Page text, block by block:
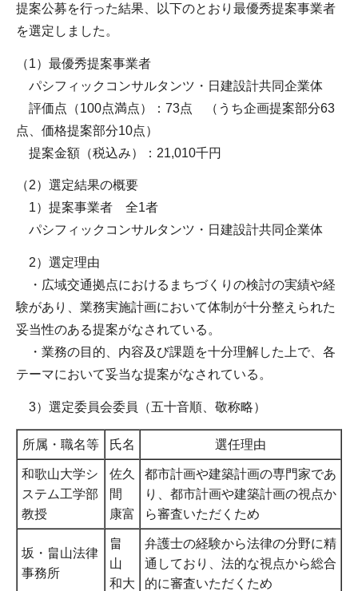
提案公募を行った結果、以下のとおり最優秀提案事業者
を選定しました。
（1）最優秀提案事業者
パシフィックコンサルタンツ・日建設計共同企業体
評価点（100点満点）：73点 （うち企画提案部分63
点、価格提案部分10点）
提案金額（税込み）：21,010千円
（2）選定結果の概要
1）提案事業者 全1者
パシフィックコンサルタンツ・日建設計共同企業体
2）選定理由
・広域交通拠点におけるまちづくりの検討の実績や経
験があり、業務実施計画において体制が十分整えられた
妥当性のある提案がなされている。
・業務の目的、内容及び課題を十分理解した上で、各
テーマにおいて妥当な提案がなされている。
3）選定委員会委員（五十音順、敬称略）
所属・職名等 氏名 選任理由
和歌山大学シ
ステム工学部
教授
佐久
間
康富
都市計画や建築計画の専門家であ
り、都市計画や建築計画の視点か
ら審査いただくため
坂・畠山法律
事務所
畠
山
和大
弁護士の経験から法律の分野に精
通しており、法的な視点から総合
的に審査いただくため